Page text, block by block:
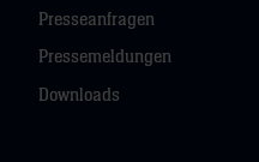
Presseanfragen
Pressemeldungen
Downloads